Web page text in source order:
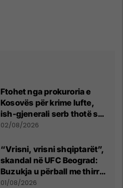
Ftohet nga prokuroria e
Kosovës për krime lufte,
ish-gjenerali serb thotë se
dikush e tradhtoi në
02/08/2026
“Vrisni, vrisni shqiptarët”,
skandal në UFC Beograd:
Buzukja u përball me thirrje
anti-shqiptare nga
01/08/2026